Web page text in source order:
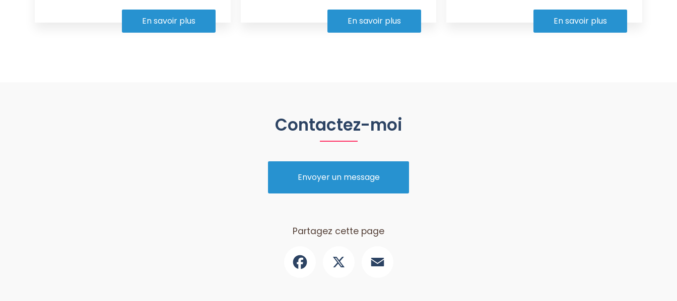
En savoir plus En savoir plus En savoir plus
Contactez-moi
Envoyer un message
Partagez cette page